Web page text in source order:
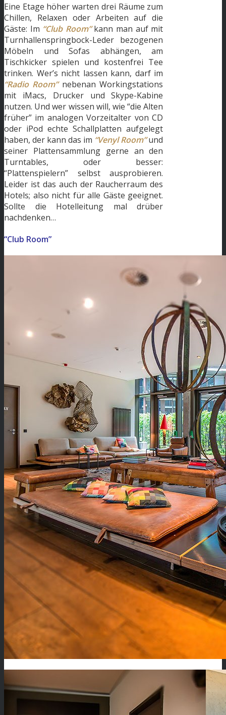
Eine Etage höher warten drei Räume zum
Chillen, Relaxen oder Arbeiten auf die
Gäste: Im “Club Room”kann man auf mit
Turnhallenspringbock-Leder bezogenen
Möbeln und Sofas abhängen, am
Tischkicker spielen und kostenfrei Tee
trinken. Wer’s nicht lassen kann, darf im
“Radio Room”nebenan Workingstations
mit iMacs, Drucker und Skype-Kabine
nutzen. Und wer wissen will, wie “die Alten
früher” im analogen Vorzeitalter von CD
oder iPod echte Schallplatten aufgelegt
haben, der kann das im “Venyl Room”und
seiner Plattensammlung gerne an den
Turntables, oder besser:
“Plattenspielern” selbst ausprobieren.
Leider ist das auch der Raucherraum des
Hotels; also nicht für alle Gäste geeignet.
Sollte die Hotelleitung mal drüber
nachdenken…
“Club Room”